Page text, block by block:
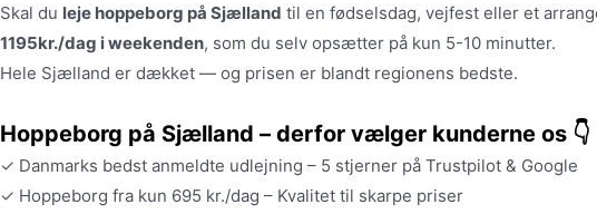
Skal du leje hoppeborg på Sjælland til en fødselsdag, vejfest eller et
1195kr./dag i weekenden, som du selv opsætter på kun 5-10 minutter.
Hele Sjælland er dækket — og prisen er blandt regionens bedste.
Hoppeborg på Sjælland – derfor vælger kunderne os 👇
✓ Danmarks bedst anmeldte udlejning – 5 stjerner på Trustpilot & Google
✓ Hoppeborg fra kun 695 kr./dag – Kvalitet til skarpe priser